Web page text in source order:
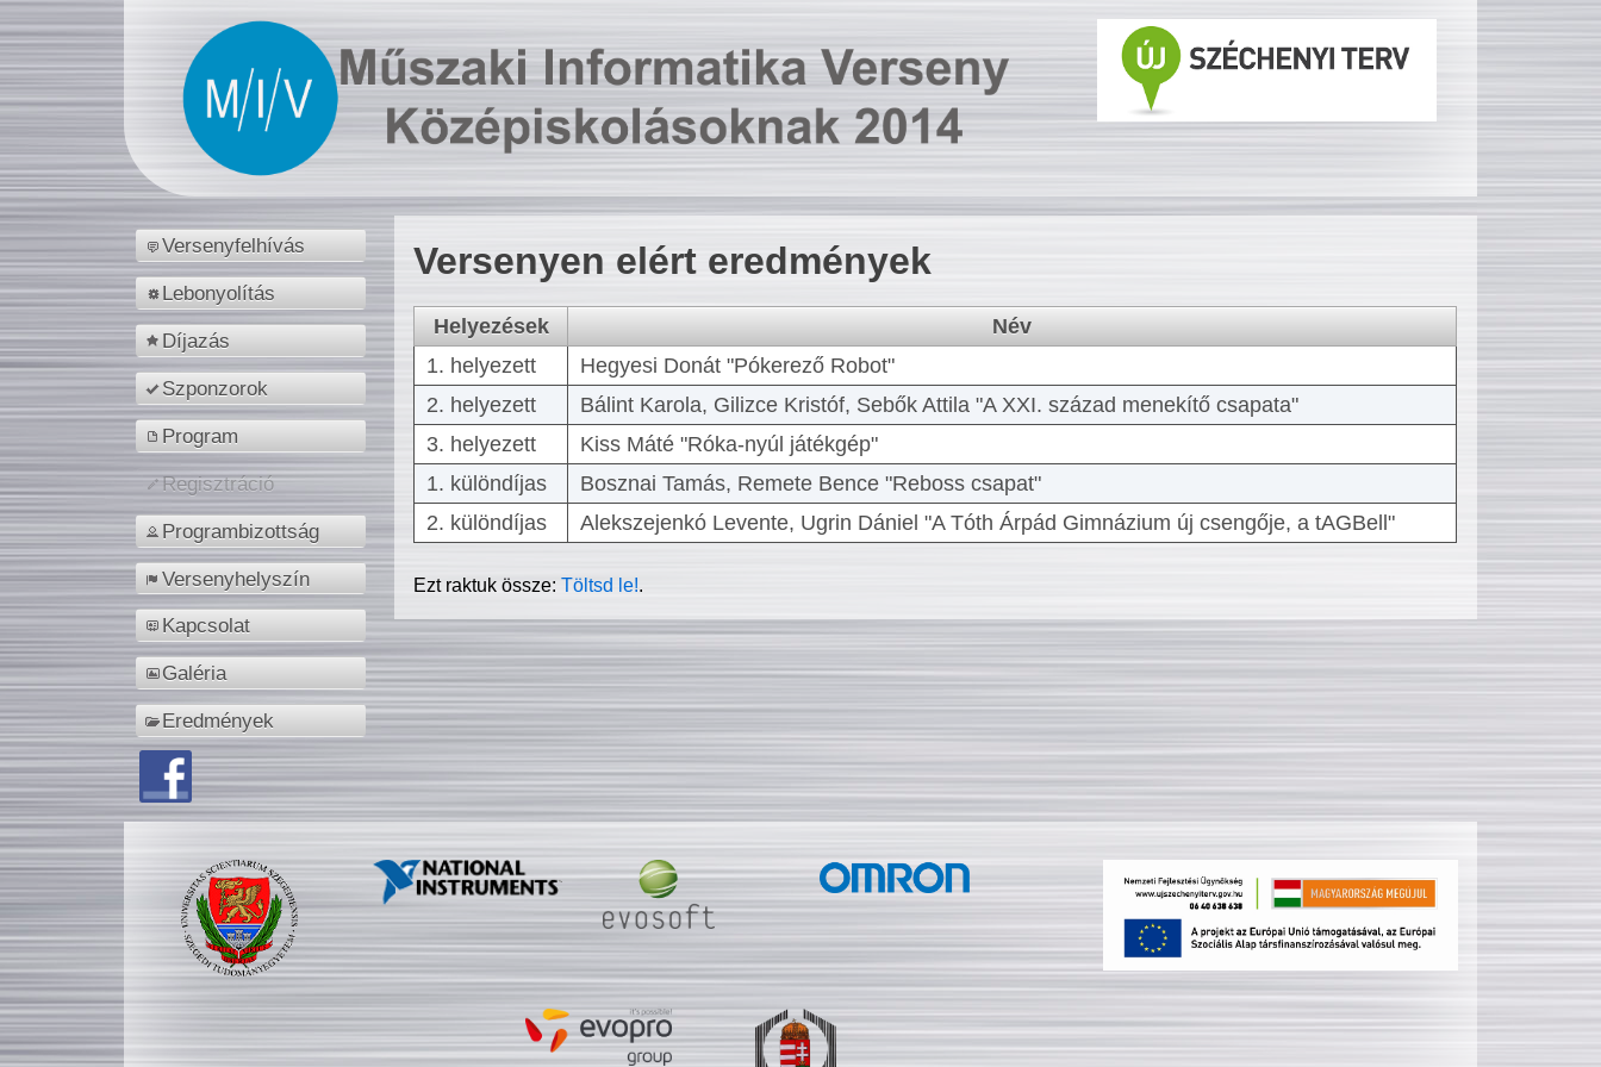
Versenyfelhívás
Lebonyolítás
Díjazás
Szponzorok
Program
Regisztráció
Programbizottság
Versenyhelyszín
Kapcsolat
Galéria
Eredmények
Versenyen elért eredmények
Helyezések
Név
1. helyezett
Hegyesi Donát "Pókerező Robot"
2. helyezett
Bálint Karola, Gilizce Kristóf, Sebők Attila "A XXI. század menekítő csapata"
3. helyezett
Kiss Máté "Róka-nyúl játékgép"
1. különdíjas
Bosznai Tamás, Remete Bence "Reboss csapat"
2. különdíjas
Alekszejenkó Levente, Ugrin Dániel "A Tóth Árpád Gimnázium új csengője, a tAGBell"
Ezt raktuk össze:Töltsd le!.